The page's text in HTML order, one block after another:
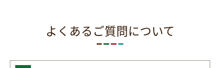
よくあるご質問について